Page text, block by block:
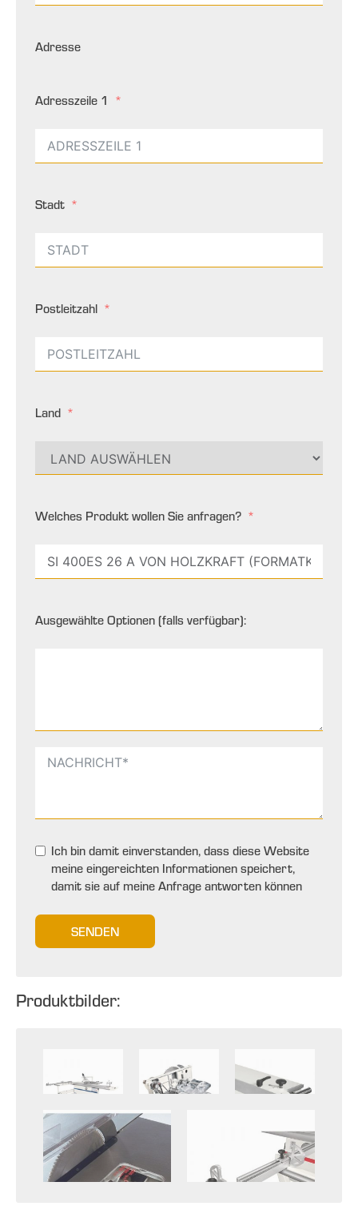
Adresse
Adresszeile 1
Stadt
Postleitzahl
Land
Welches Produkt wollen Sie anfragen?
Ausgewählte Optionen (falls verfügbar):
Ich bin damit einverstanden, dass diese Website
meine eingereichten Informationen speichert,
damit sie auf meine Anfrage antworten können
SENDEN
Produktbilder: